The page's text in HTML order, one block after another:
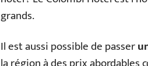
grands.
Il est aussi possible de passer